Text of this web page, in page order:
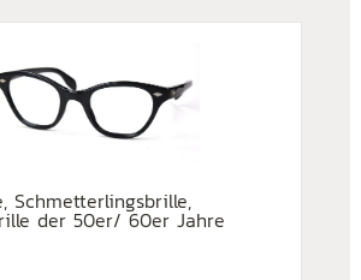
Schmetterlingsbrille,
der 50er/ 60er Jahre